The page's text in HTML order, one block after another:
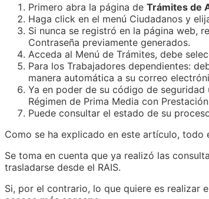
Primero abra la página de Trámites de
Haga click en el menú Ciudadanos y
Si nunca se registró en la página web,
Contraseña previamente generados.
Acceda al Menú de Trámites, debe
Para los Trabajadores dependientes:
manera automática a su correo
Ya en poder de su código de
Régimen de Prima Media con
Puede consultar el estado de su
Como se ha explicado en este artículo,
Se toma en cuenta que ya realizó las
trasladarse desde el RAIS.
Si, por el contrario, lo que quiere es realizar